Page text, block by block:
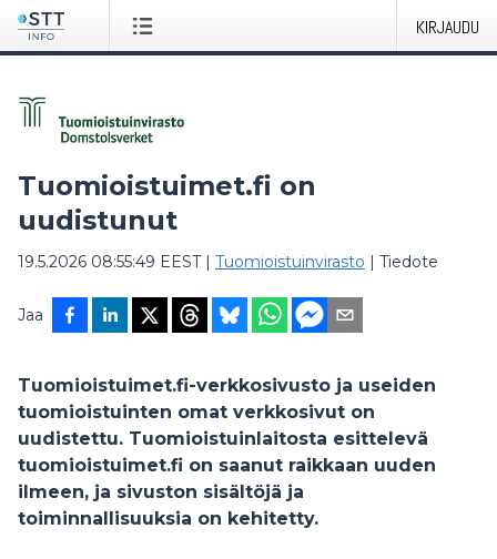
KIRJAUDU
Tuomioistuimet.fi on
uudistunut
19.5.2026 08:55:49 EEST| Tuomioistuinvirasto | Tiedote
Jaa
Tuomioistuimet.fi-verkkosivusto ja useiden
tuomioistuinten omat verkkosivut on
uudistettu. Tuomioistuinlaitosta esittelevä
tuomioistuimet.fi on saanut raikkaan uuden
ilmeen, ja sivuston sisältöjä ja
toiminnallisuuksia on kehitetty.